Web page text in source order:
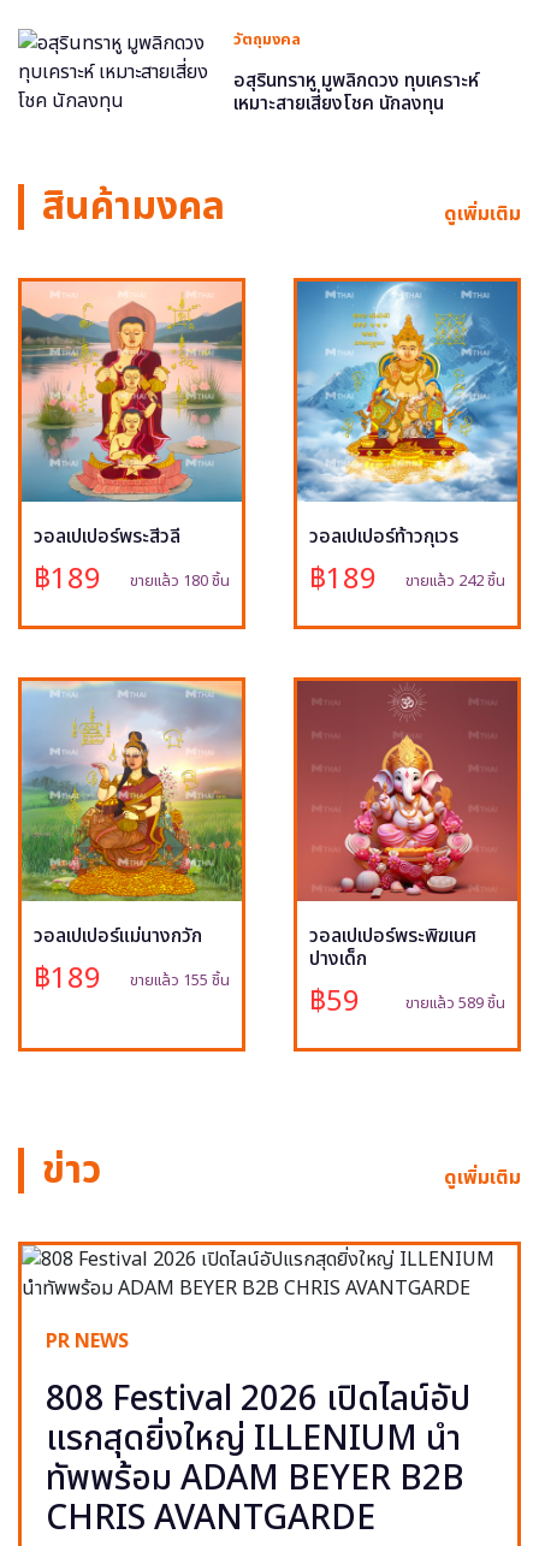
วัตถุมงคล
อสุรินทราหู มูพลิกดวง ทุบเคราะห์
เหมาะสายเสี่ยงโชค นักลงทุน
สินค้ามงคล ดูเพิ่มเติม
วอลเปเปอร์พระสีวลี
฿189 ขายแล้ว 180 ชิ้น
วอลเปเปอร์ท้าวกุเวร
฿189 ขายแล้ว 242 ชิ้น
วอลเปเปอร์แม่นางกวัก
฿189 ขายแล้ว 155 ชิ้น
วอลเปเปอร์พระพิฆเนศ
ปางเด็ก
฿59 ขายแล้ว 589 ชิ้น
ข่าว ดูเพิ่มเติม
PR NEWS
808 Festival 2026 เปิดไลน์อัป
แรกสุดยิ่งใหญ่ ILLENIUM นำ
ทัพพร้อม ADAM BEYER B2B
CHRIS AVANTGARDE